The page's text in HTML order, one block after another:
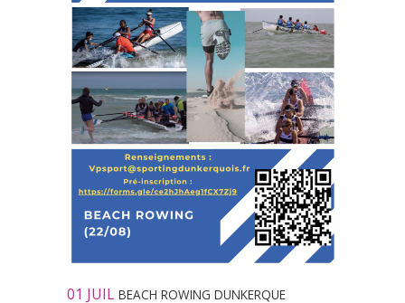
01 JUIL BEACH ROWING DUNKERQUE